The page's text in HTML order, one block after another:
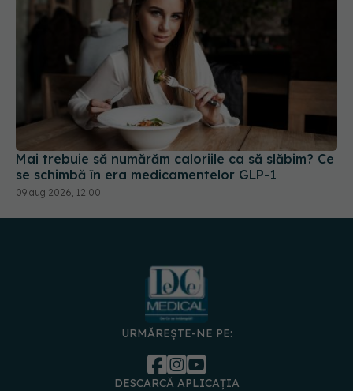
Mai trebuie să numărăm caloriile ca să slăbim? Ce
se schimbă în era medicamentelor GLP-1
09 aug 2026, 12:00
URMĂREȘTE-NE PE:
DESCARCĂ APLICAȚIA